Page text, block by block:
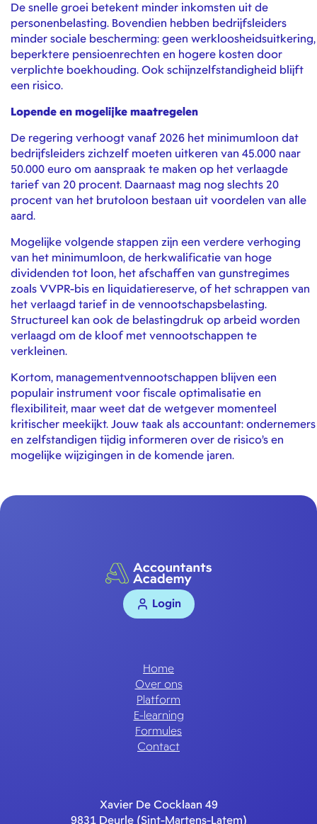
De snelle groei betekent minder inkomsten uit de
personenbelasting. Bovendien hebben bedrijfsleiders
minder sociale bescherming: geen werkloosheidsuitkering,
beperktere pensioenrechten en hogere kosten door
verplichte boekhouding. Ook schijnzelfstandigheid blijft
een risico.
Lopende en mogelijke maatregelen
De regering verhoogt vanaf 2026 het minimumloon dat
bedrijfsleiders zichzelf moeten uitkeren van 45.000 naar
50.000 euro om aanspraak te maken op het verlaagde
tarief van 20 procent. Daarnaast mag nog slechts 20
procent van het brutoloon bestaan uit voordelen van alle
aard.
Mogelijke volgende stappen zijn een verdere verhoging
van het minimumloon, de herkwalificatie van hoge
dividenden tot loon, het afschaffen van gunstregimes
zoals VVPR-bis en liquidatiereserve, of het schrappen van
het verlaagd tarief in de vennootschapsbelasting.
Structureel kan ook de belastingdruk op arbeid worden
verlaagd om de kloof met vennootschappen te
verkleinen.
Kortom, managementvennootschappen blijven een
populair instrument voor fiscale optimalisatie en
flexibiliteit, maar weet dat de wetgever momenteel
kritischer meekijkt. Jouw taak als accountant: ondernemers
en zelfstandigen tijdig informeren over de risico’s en
mogelijke wijzigingen in de komende jaren.
Login
Home
Over ons
Platform
E-learning
Formules
Contact
Xavier De Cocklaan 49
9831 Deurle (Sint-Martens-Latem)